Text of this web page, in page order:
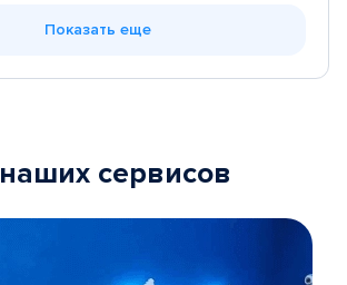
Показать еще
наших сервисов